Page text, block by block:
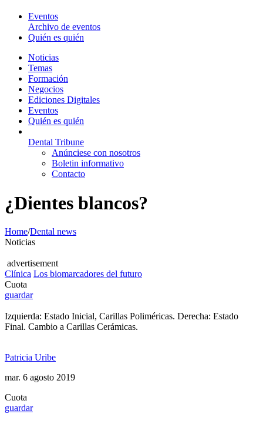
Eventos
Archivo de eventos
Quién es quién
Noticias
Temas
Formación
Negocios
Ediciones Digitales
Eventos
Quién es quién
Dental Tribune
Anúnciese con nosotros
Boletin informativo
Contacto
¿Dientes blancos?
Home/Dental news
Noticias
advertisement
Clínica Los biomarcadores del futuro
Cuota
guardar
Izquierda: Estado Inicial, Carillas Poliméricas. Derecha: Estado
Final. Cambio a Carillas Cerámicas.
Patricia Uribe
mar. 6 agosto 2019
Cuota
guardar